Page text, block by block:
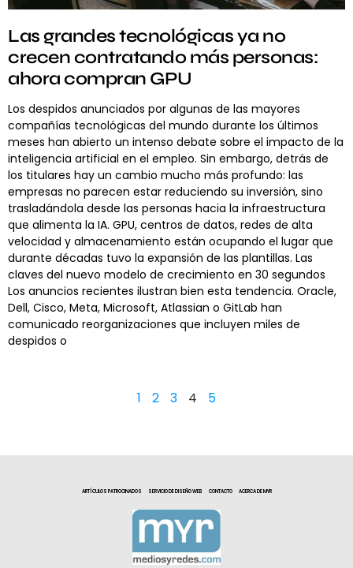
Las grandes tecnológicas ya no
crecen contratando más personas:
ahora compran GPU
Los despidos anunciados por algunas de las mayores
compañías tecnológicas del mundo durante los últimos
meses han abierto un intenso debate sobre el impacto de la
inteligencia artificial en el empleo. Sin embargo, detrás de
los titulares hay un cambio mucho más profundo: las
empresas no parecen estar reduciendo su inversión, sino
trasladándola desde las personas hacia la infraestructura
que alimenta la IA. GPU, centros de datos, redes de alta
velocidad y almacenamiento están ocupando el lugar que
durante décadas tuvo la expansión de las plantillas. Las
claves del nuevo modelo de crecimiento en 30 segundos
Los anuncios recientes ilustran bien esta tendencia. Oracle,
Dell, Cisco, Meta, Microsoft, Atlassian o GitLab han
comunicado reorganizaciones que incluyen miles de
despidos o
1 2 3 4 5
ARTÍCULOS PATROCINADOS SERVICIO DE DISEÑO WEB CONTACTO ACERCA DE MYR